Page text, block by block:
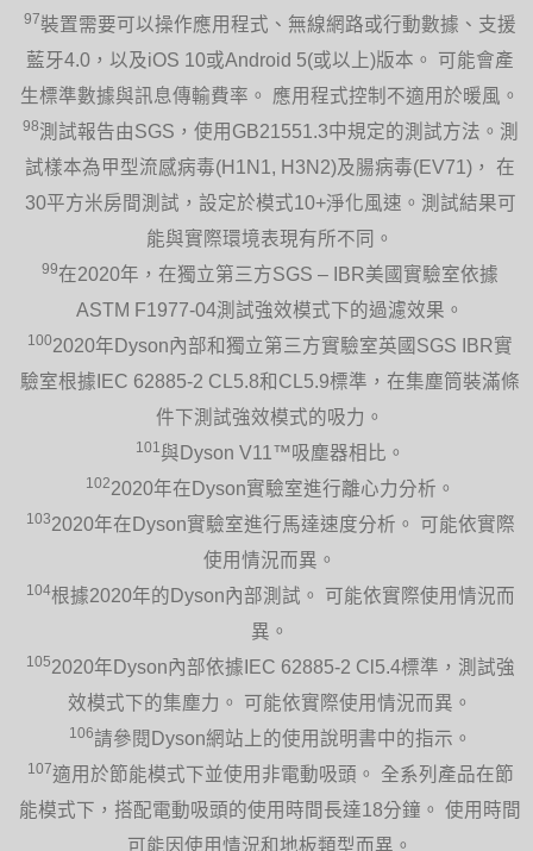
97裝置需要可以操作應用程式、無線網路或行動數據、支援
藍牙4.0，以及iOS 10或Android 5(或以上)版本。 可能會產
生標準數據與訊息傳輸費率。 應用程式控制不適用於暖風。
98測試報告由SGS，使用GB21551.3中規定的測試方法。測
試樣本為甲型流感病毒(H1N1, H3N2)及腸病毒(EV71)， 在
30平方米房間測試，設定於模式10+淨化風速。測試結果可
能與實際環境表現有所不同。
99在2020年，在獨立第三方SGS – IBR美國實驗室依據
ASTM F1977-04測試強效模式下的過濾效果。
1002020年Dyson內部和獨立第三方實驗室英國SGS IBR實
驗室根據IEC 62885-2 CL5.8和CL5.9標準，在集塵筒裝滿條
件下測試強效模式的吸力。
101 與Dyson V11™吸塵器相比。
1022020年在Dyson實驗室進行離心力分析。
1032020年在Dyson實驗室進行馬達速度分析。 可能依實際
使用情況而異。
104根據2020年的Dyson內部測試。 可能依實際使用情況而
異。
1052020年Dyson內部依據IEC 62885-2 Cl5.4標準，測試強
效模式下的集塵力。 可能依實際使用情況而異。
106請參閱Dyson網站上的使用說明書中的指示。
107適用於節能模式下並使用非電動吸頭。 全系列產品在節
能模式下，搭配電動吸頭的使用時間長達18分鐘。 使用時間
可能因使用情況和地板類型而異。